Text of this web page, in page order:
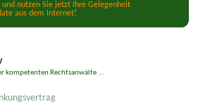
und nutzen Sie jetzt Ihre Gelegenheit
aus dem Internet!
kompetenten Rechtsanwälte ...